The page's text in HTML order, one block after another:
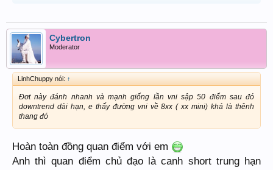
Cybertron
Moderator
LinhChuppy nói: ↑
Đơt này đánh nhanh và mạnh giống lần vni sập 50 điểm sau đó
downtrend dài hạn, e thấy đường vni về 8xx ( xx mini) khá là thênh
thang đó
Hoàn toàn đồng quan điểm với em
Anh thì quan điểm chủ đạo là canh short trung hạn